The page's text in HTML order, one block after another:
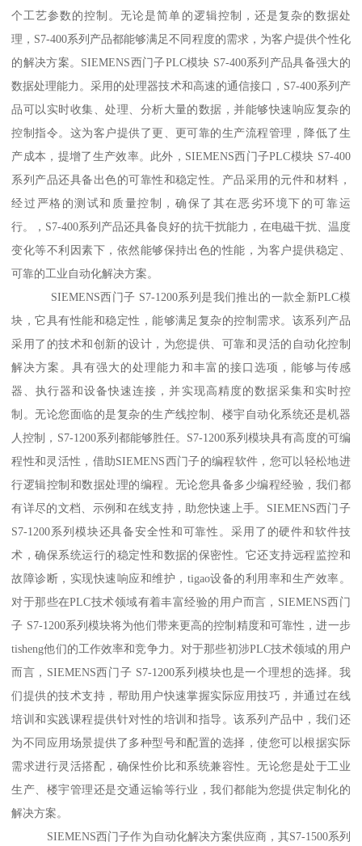
个工艺参数的控制。无论是简单的逻辑控制，还是复杂的数据处
理，S7-400系列产品都能够满足不同程度的需求，为客户提供个性化
的解决方案。SIEMENS西门子PLC模块 S7-400系列产品具备强大的
数据处理能力。采用的处理器技术和高速的通信接口，S7-400系列产
品可以实时收集、处理、分析大量的数据，并能够快速响应复杂的
控制指令。这为客户提供了更、更可靠的生产流程管理，降低了生
产成本，提增了生产效率。此外，SIEMENS西门子PLC模块 S7-400
系列产品还具备出色的可靠性和稳定性。产品采用的元件和材料，
经过严格的测试和质量控制，确保了其在恶劣环境下的可靠运
行。，S7-400系列产品还具备良好的抗干扰能力，在电磁干扰、温度
变化等不利因素下，依然能够保持出色的性能，为客户提供稳定、
可靠的工业自动化解决方案。
SIEMENS西门子 S7-1200系列是我们推出的一款全新PLC模
块，它具有性能和稳定性，能够满足复杂的控制需求。该系列产品
采用了的技术和创新的设计，为您提供、可靠和灵活的自动化控制
解决方案。具有强大的处理能力和丰富的接口选项，能够与传感
器、执行器和设备快速连接，并实现高精度的数据采集和实时控
制。无论您面临的是复杂的生产线控制、楼宇自动化系统还是机器
人控制，S7-1200系列都能够胜任。S7-1200系列模块具有高度的可编
程性和灵活性，借助SIEMENS西门子的编程软件，您可以轻松地进
行逻辑控制和数据处理的编程。无论您具备多少编程经验，我们都
有详尽的文档、示例和在线支持，助您快速上手。SIEMENS西门子
S7-1200系列模块还具备安全性和可靠性。采用了的硬件和软件技
术，确保系统运行的稳定性和数据的保密性。它还支持远程监控和
故障诊断，实现快速响应和维护，tigao设备的利用率和生产效率。
对于那些在PLC技术领域有着丰富经验的用户而言，SIEMENS西门
子 S7-1200系列模块将为他们带来更高的控制精度和可靠性，进一步
tisheng他们的工作效率和竞争力。对于那些初涉PLC技术领域的用户
而言，SIEMENS西门子 S7-1200系列模块也是一个理想的选择。我
们提供的技术支持，帮助用户快速掌握实际应用技巧，并通过在线
培训和实践课程提供针对性的培训和指导。该系列产品中，我们还
为不同应用场景提供了多种型号和配置的选择，使您可以根据实际
需求进行灵活搭配，确保性价比和系统兼容性。无论您是处于工业
生产、楼宇管理还是交通运输等行业，我们都能为您提供定制化的
解决方案。
SIEMENS西门子作为自动化解决方案供应商，其S7-1500系列